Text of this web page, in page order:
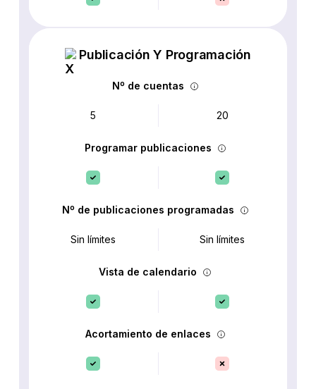
Publicación Y Programación
Nº de cuentas
5 20
Programar publicaciones
Nº de publicaciones programadas
Sin límites Sin límites
Vista de calendario
Acortamiento de enlaces